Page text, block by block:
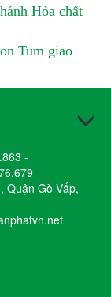
Hòa chất
Tum giao
-
Quận Gò Vấp,